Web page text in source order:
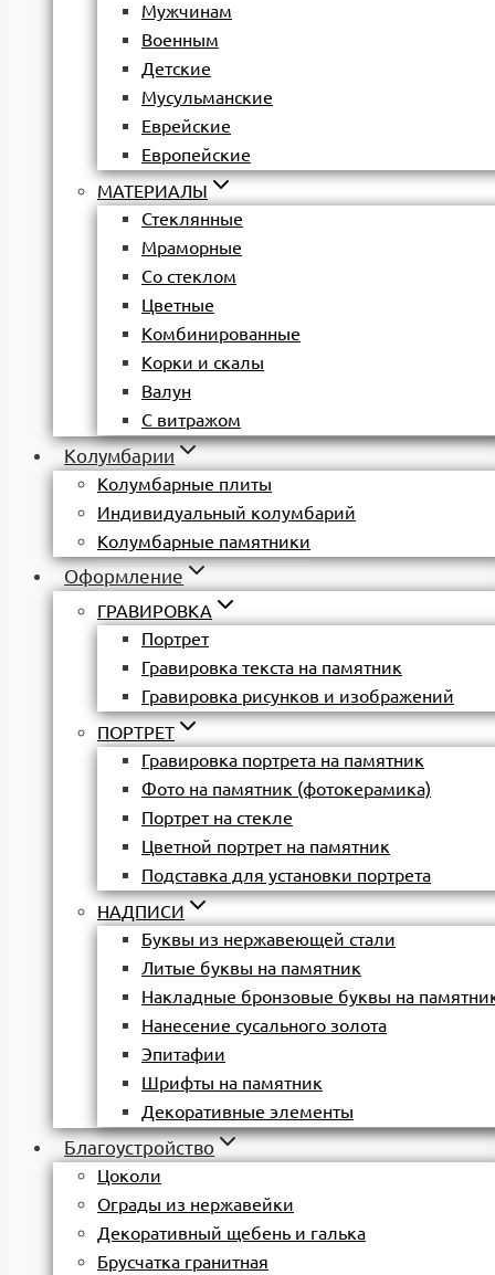
Мужчинам
Военным
Детские
Мусульманские
Еврейские
Европейские
МАТЕРИАЛЫ
Стеклянные
Мраморные
Со стеклом
Цветные
Комбинированные
Корки и скалы
Валун
С витражом
Колумбарии
Колумбарные плиты
Индивидуальный колумбарий
Колумбарные памятники
Оформление
ГРАВИРОВКА
Портрет
Гравировка текста на памятник
Гравировка рисунков и изображений
ПОРТРЕТ
Гравировка портрета на памятник
Фото на памятник (фотокерамика)
Портрет на стекле
Цветной портрет на памятник
Подставка для установки портрета
НАДПИСИ
Буквы из нержавеющей стали
Литые буквы на памятник
Накладные бронзовые буквы на
Нанесение сусального золота
Эпитафии
Шрифты на памятник
Декоративные элементы
Благоустройство
Цоколи
Ограды из нержавейки
Декоративный щебень и галька
Брусчатка гранитная